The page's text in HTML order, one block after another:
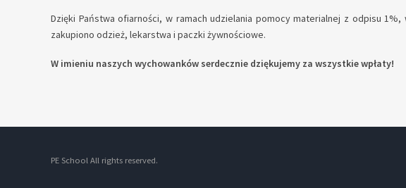
Dzięki Państwa ofiarności, w ramach udzielania pomocy materialnej z odpisu
zakupiono odzież, lekarstwa i paczki żywnościowe.
W imieniu naszych wychowanków serdecznie dziękujemy za wszystkie wpłaty!
PE School All rights reserved.